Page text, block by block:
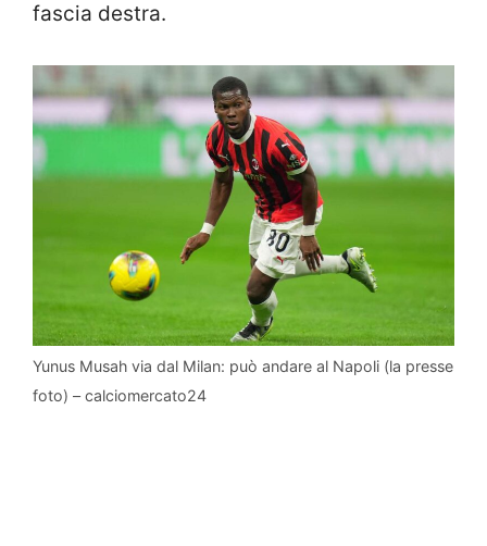
fascia destra.
Yunus Musah via dal Milan: può andare al Napoli (la presse
foto) – calciomercato24